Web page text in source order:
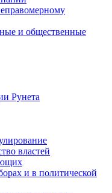
и общественные
Рунета
властей
и в политической